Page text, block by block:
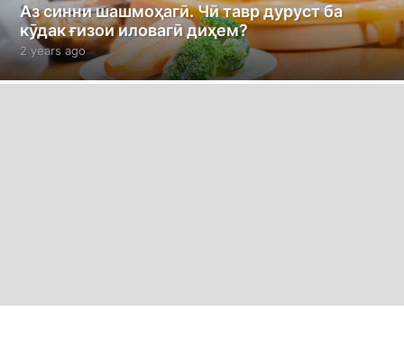
Аз синни шашмоҳагӣ. Чӣ тавр дуруст ба
кӯдак ғизои иловагӣ диҳем?
2 years ago2
y
e